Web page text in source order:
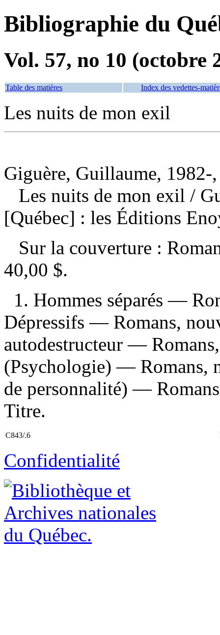
Bibliographie du
Vol. 57, no 10 (octobre
Table des matières Index des vedettes-
Les nuits de mon exil
Giguère, Guillaume, 1982-
Les nuits de mon exil /
[Québec] : les Éditions
Sur la couverture :
40,00 $.
1. Hommes séparés —
Dépressifs — Romans,
autodestructeur —
(Psychologie) — Romans,
de personnalité) —
Titre.
C843/.6
Confidentialité